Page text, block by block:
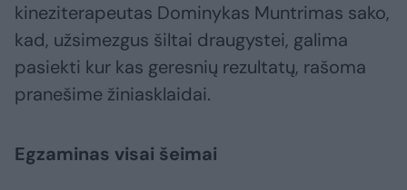
kineziterapeutas Dominykas Muntrimas sako,
kad, užsimezgus šiltai draugystei, galima
pasiekti kur kas geresnių rezultatų, rašoma
pranešime žiniasklaidai.
Egzaminas visai šeimai